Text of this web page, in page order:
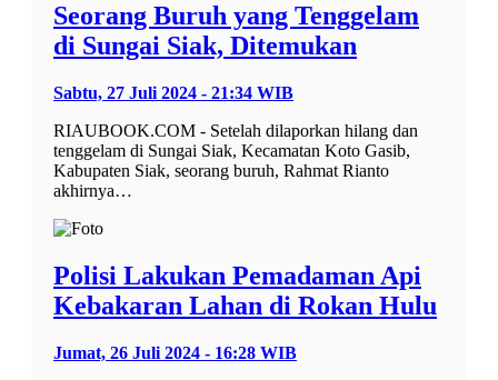
Seorang Buruh yang Tenggelam
di Sungai Siak, Ditemukan
Sabtu, 27 Juli 2024 - 21:34 WIB
RIAUBOOK.COM - Setelah dilaporkan hilang dan
tenggelam di Sungai Siak, Kecamatan Koto Gasib,
Kabupaten Siak, seorang buruh, Rahmat Rianto
akhirnya…
Polisi Lakukan Pemadaman Api
Kebakaran Lahan di Rokan Hulu
Jumat, 26 Juli 2024 - 16:28 WIB